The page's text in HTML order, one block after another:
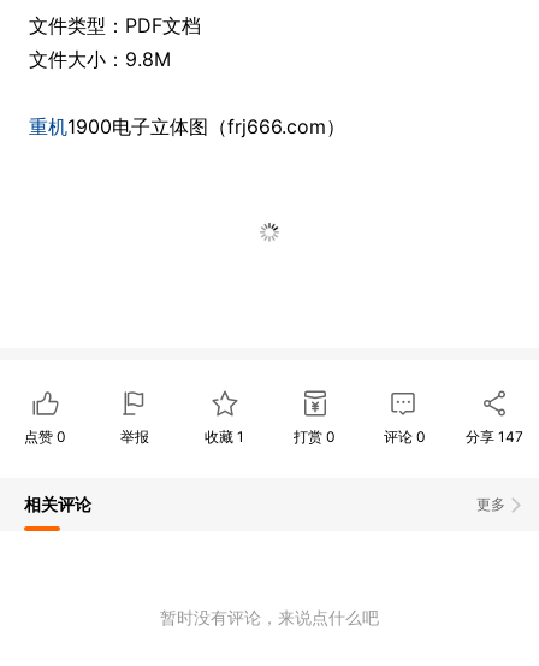
文件类型：PDF文档
文件大小：9.8M
重机1900电子立体图（frj666.com）
点赞 0 举报 收藏1 打赏 0 评论 0 分享 147
更多
相关评论
暂时没有评论，来说点什么吧